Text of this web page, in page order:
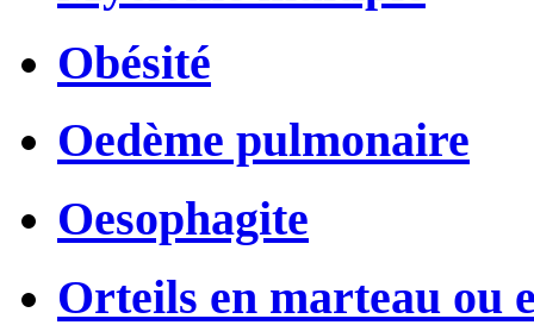
Obésité
Oedème pulmonaire
Oesophagite
Orteils en marteau ou